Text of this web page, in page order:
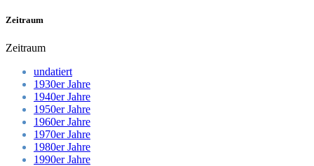
Zeitraum
Zeitraum
undatiert
1930er Jahre
1940er Jahre
1950er Jahre
1960er Jahre
1970er Jahre
1980er Jahre
1990er Jahre